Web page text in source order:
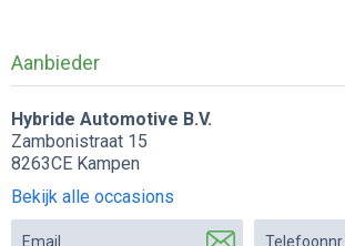
Aanbieder
Hybride Automotive B.V.
Zambonistraat 15
8263CE Kampen
Bekijk alle occasions
Email Telefoonnr.